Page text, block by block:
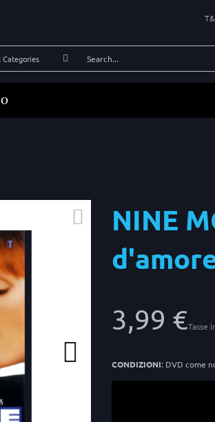
NINE
3,99 €Tasse
CONDIZIONI: DVD come